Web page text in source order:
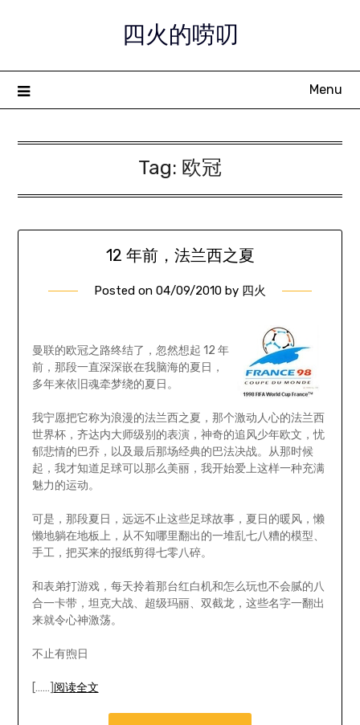
四火的唠叨
Menu
Tag: 欧冠
12 年前，法兰西之夏
Posted on 04/09/2010 by 四火
曼联的欧冠之路终结了，忽然想起 12 年
前，那段一直深深嵌在我脑海的夏日，
多年来依旧魂牵梦绕的夏日。
我宁愿把它称为浪漫的法兰西之夏，那个激动人心的法兰西
世界杯，齐达内大师级别的表演，神奇的追风少年欧文，忧
郁悲情的巴乔，以及最后那场经典的巴法决战。从那时候
起，我才知道足球可以那么美丽，我开始爱上这样一种充满
魅力的运动。
可是，那段夏日，远远不止这些足球故事，夏日的暖风，懒
懒地躺在地板上，从不知哪里翻出的一堆乱七八糟的模型、
手工，把买来的报纸剪得七零八碎。
和表弟打游戏，每天拎着那台红白机和怎么玩也不会腻的八
合一卡带，坦克大战、超级玛丽、双截龙，这些名字一翻出
来就令心神激荡。
不止有煦日
[……] 阅读全文